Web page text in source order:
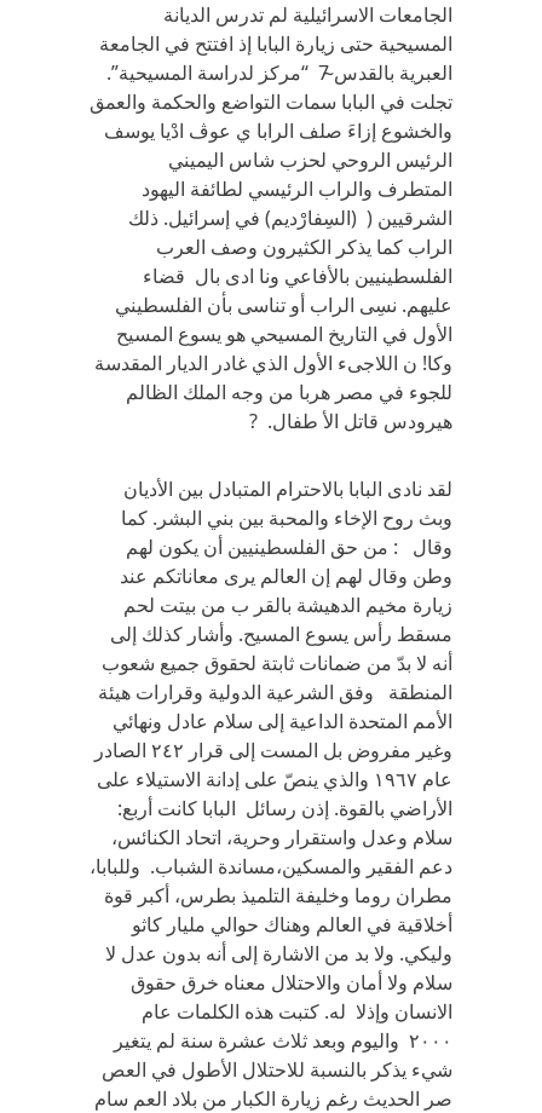
‬الجامعات الاسرائيلية لم تدرس الديانة
المسيحية حتى زيارة البابا إذ افتتح في‏ ‬الجامعة
العبرية بالقدس̴ 7 ‏ “‬مركز لدراسة المسيحية‏”.
‬تجلت في‏ ‬البابا سمات التواضع والحكمة والعمق
والخشوع إزاءَ‏ ‬صلف الرابا ي‏ ‬عوڤ ادْيا‏ ‬يوسف
الرئيس الروحي‏ ‬لحزب شاس اليميني‏
‬المتطرف والراب الرئيسي‏ ‬لطائفة اليهود
الشرقيين‏ ( (‬السِفارْديم‏) ‬في‏ ‬إسرائيل‏. ‬ذلك
الراب كما‏ ‬يذكر الكثيرون وصف العرب
الفلسطينيين بالأفاعي‏ ‬ونا ادى بال قضاء
عليهم‏. ‬نسِى الراب أو تناسى بأن الفلسطيني‏
‬الأول في‏ ‬التاريخ المسيحي‏ ‬هو‏ ‬يسوع المسيح
وكا! ن اللاجىء الأول الذي‏ ‬غادر الديار المقدسة
للجوء في‏ ‬مصر هربا من وجه الملك الظالم
هيرودس قاتل الأ طفال‏. ?
لقد نادى البابا بالاحترام المتبادل بين الأديان
وبث روح الإخاء والمحبة بين بني‏ ‬البشر‏. ‬كما
وقال : من حق الفلسطينيين أن‏ ‬يكون لهم
وطن وقال لهم إن العالم‏ ‬يرى معاناتكم عند
زيارة مخيم الدهيشة بالقر ب من بيتت لحم
مسقط رأس‏ ‬يسوع المسيح‏. ‬وأشار كذلك إلى
أنه لا بدّ‏ ‬من ضمانات ثابتة لحقوق جميع شعوب
المنطقة وفق الشرعية الدولية وقرارات هيئة
الأمم المتحدة الداعية إلى سلام عادل ونهائي‏
‬وغير مفروض بل المست إلى قرار ‏٢٤٢ ‬الصادر
عام ١٩٦٧ ‬والذي‏ ‬ينصّ على إدانة الاستيلاء على
الأراضي‏ ‬بالقوة‏. ‬إذن رسائل البابا كانت أربع‏:
‬سلام وعدل واستقرار وحرية،‏ ‬اتحاد الكنائس،‏
‬دعم الفقير والمسكين،‏مساندة الشباب‏. ‬ وللبابا،‏
‬مطران روما وخليفة التلميذ بطرس،‏ ‬أكبر قوة
أخلاقية في‏ ‬العالم وهناك حوالي‏ ‬مليار كاثو
وليكي‏. ‬ولا بد من الاشارة إلى أنه بدون عدل لا
سلام ولا أمان والاحتلال معناه خرق حقوق
الانسان وإذلا له‏.‬ كتبت هذه الكلمات عام
٢٠٠٠ واليوم وبعد ثلاث عشرة سنة لم يتغير
شيء يذكر بالنسبة للاحتلال الأطول في العص
صر الحديث رغم زيارة الكبار من بلاد العم سام